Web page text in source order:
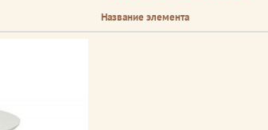
Название элемента